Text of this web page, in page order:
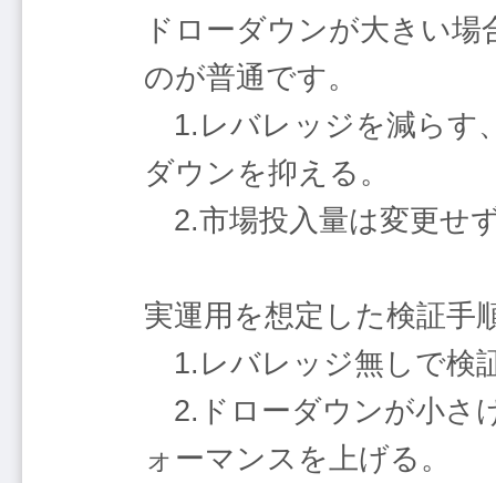
ドローダウンが大きい
のが普通です。
1.レバレッジを減らす
ダウンを抑える。
2.市場投入量は変更せ
実運用を想定した検証手
1.レバレッジ無しで検
2.ドローダウンが小さ
ォーマンスを上げる。